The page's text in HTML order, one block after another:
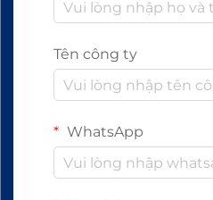
Tên công ty
WhatsApp